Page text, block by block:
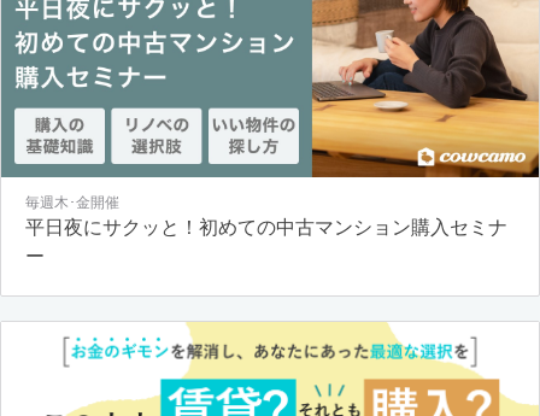
毎週木･金開催
平日夜にサクッと！初めての中古マンション購入セミナ
ー